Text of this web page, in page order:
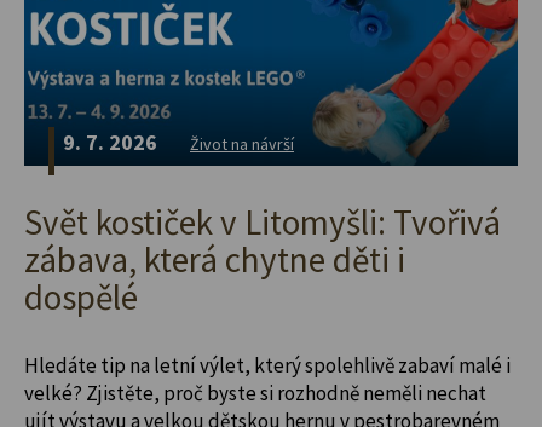
9. 7. 2026 Život na návrší
Svět kostiček v Litomyšli: Tvořivá
zábava, která chytne děti i
dospělé
Hledáte tip na letní výlet, který spolehlivě zabaví malé i
velké? Zjistěte, proč byste si rozhodně neměli nechat
ujít výstavu a velkou dětskou hernu v pestrobarevném